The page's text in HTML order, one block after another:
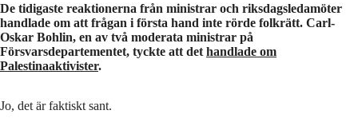
De tidigaste reaktionerna från ministrar och riksdagsledamöter
handlade om att frågan i första hand inte rörde folkrätt. Carl-
Oskar Bohlin, en av två moderata ministrar på
Försvarsdepartementet, tyckte att det handlade om
Palestinaaktivister.
Jo, det är faktiskt sant.